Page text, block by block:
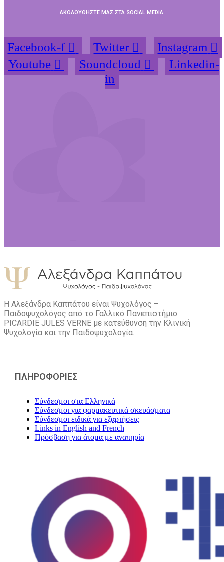
ΑΚΟΛΟΥΘΗΣΤΕ ΜΑΣ ΣΤΑ SOCIAL MEDIA
Facebook-f Twitter
Instagram
Youtube
Soundcloud
Linkedin-
in
Η Αλεξάνδρα Καππάτου είναι Ψυχολόγος –
Παιδοψυχολόγος από το Γαλλικό Πανεπιστήμιο
PICARDIE JULES VERNE με κατεύθυνση την Kλινική
Ψυχολογία και την Παιδοψυχολογία.
ΠΛΗΡΟΦΟΡΙΕΣ
Σύνδεσμοι στα Ελληνικά
Σύνδεσμοι για φαρμακευτικά σκευάσματα
Σύνδεσμοι ειδικά για εξαρτήσεις
Links in English and French
Πρόσβαση για άτομα με αναπηρία